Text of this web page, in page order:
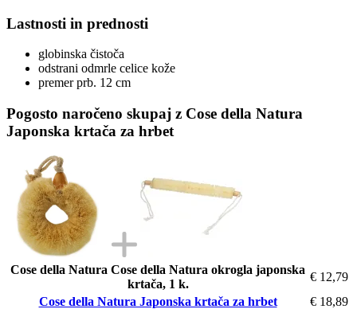
Lastnosti in prednosti
globinska čistoča
odstrani odmrle celice kože
premer prb. 12 cm
Pogosto naročeno skupaj z Cose della Natura
Japonska krtača za hrbet
Cose della Natura Cose della Natura okrogla japonska
krtača, 1 k.
€ 12,79
Cose della Natura Japonska krtača za hrbet
€ 18,89